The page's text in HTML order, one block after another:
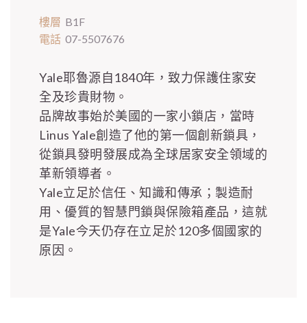
樓層 B1F
電話 07-5507676
Yale耶魯源自1840年，致力保護住家安
全及珍貴財物。
品牌故事始於美國的一家小鎖店，當時
Linus Yale創造了他的第一個創新鎖具，
從鎖具發明發展成為全球居家安全領域的
革新領導者。
Yale立足於信任、知識和傳承；製造耐
用、優質的智慧門鎖與保險箱產品，這就
是Yale今天仍存在立足於120多個國家的
原因。